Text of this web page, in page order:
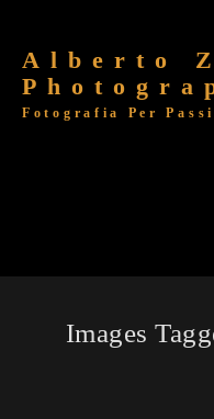
Alberto
Fotografia Per
Images